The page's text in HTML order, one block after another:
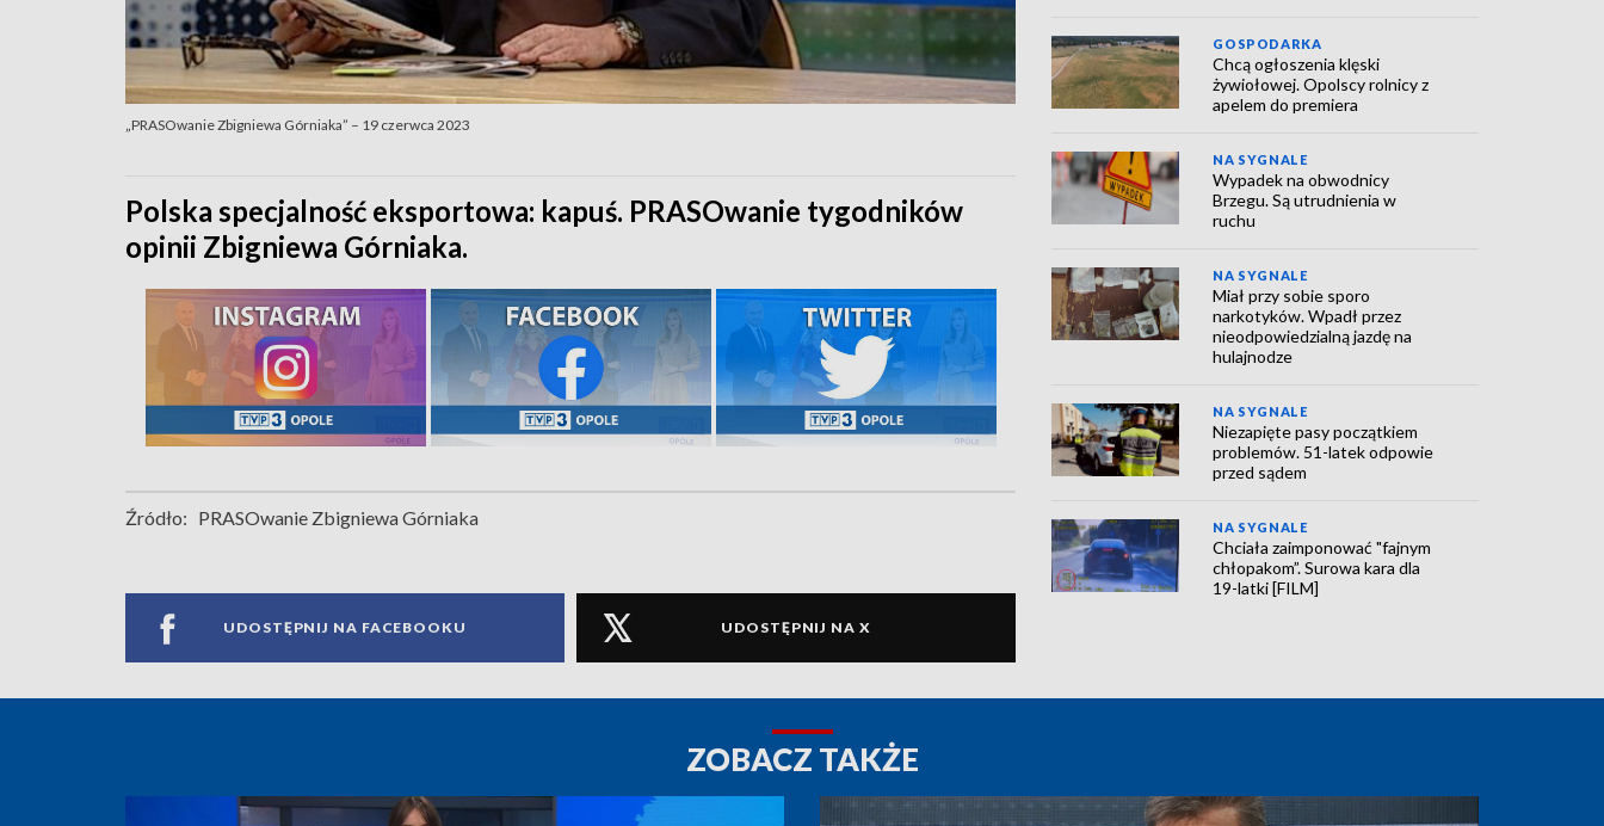
„PRASOwanie Zbigniewa Górniaka” – 19 czerwca 2023
Polska specjalność eksportowa: kapuś. PRASOwanie tygodników
opinii Zbigniewa Górniaka.
Źródło: PRASOwanie Zbigniewa Górniaka
UDOSTĘPNIJ NA FACEBOOKU UDOSTĘPNIJ NA X
GOSPODARKA
Chcą ogłoszenia klęski
żywiołowej. Opolscy rolnicy z
apelem do premiera
NA SYGNALE
Wypadek na obwodnicy
Brzegu. Są utrudnienia w
ruchu
NA SYGNALE
Miał przy sobie sporo
narkotyków. Wpadł przez
nieodpowiedzialną jazdę na
hulajnodze
NA SYGNALE
Niezapięte pasy początkiem
problemów. 51-latek odpowie
przed sądem
NA SYGNALE
Chciała zaimponować "fajnym
chłopakom”. Surowa kara dla
19-latki [FILM]
ZOBACZ TAKŻE